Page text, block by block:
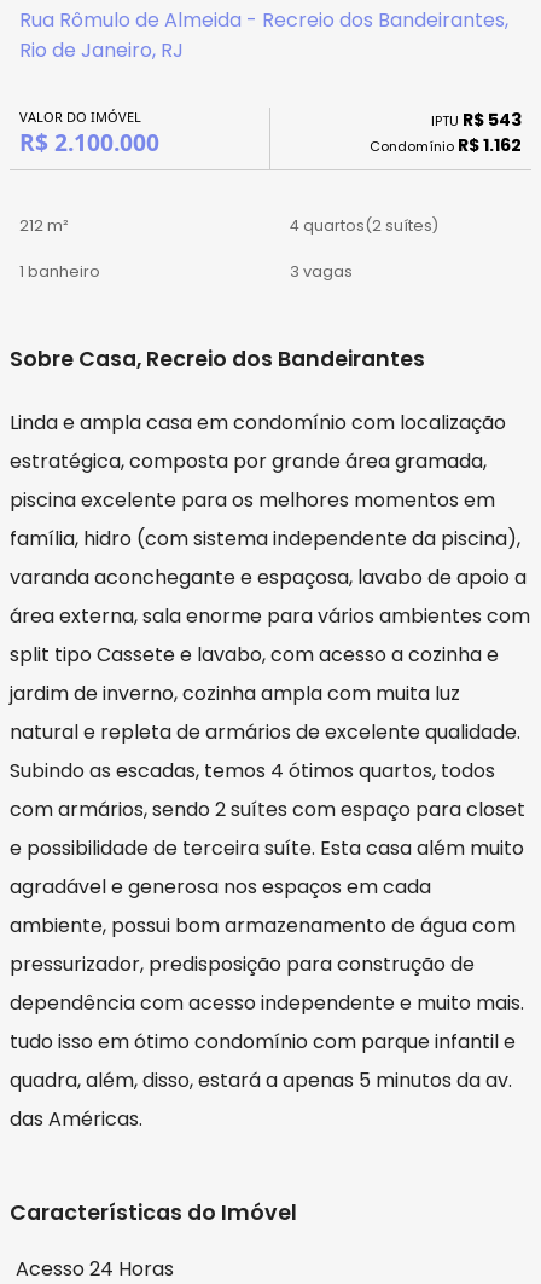
Rua Rômulo de Almeida - Recreio dos Bandeirantes,
Rio de Janeiro, RJ
VALOR DO IMÓVEL
R$ 2.100.000
IPTU R$ 543
Condomínio R$ 1.162
212 m² 4 quartos(2 suítes)
1 banheiro 3 vagas
Sobre Casa, Recreio dos Bandeirantes
Linda e ampla casa em condomínio com localização
estratégica, composta por grande área gramada,
piscina excelente para os melhores momentos em
família, hidro (com sistema independente da piscina),
varanda aconchegante e espaçosa, lavabo de apoio a
área externa, sala enorme para vários ambientes com
split tipo Cassete e lavabo, com acesso a cozinha e
jardim de inverno, cozinha ampla com muita luz
natural e repleta de armários de excelente qualidade.
Subindo as escadas, temos 4 ótimos quartos, todos
com armários, sendo 2 suítes com espaço para closet
e possibilidade de terceira suíte. Esta casa além muito
agradável e generosa nos espaços em cada
ambiente, possui bom armazenamento de água com
pressurizador, predisposição para construção de
dependência com acesso independente e muito mais.
tudo isso em ótimo condomínio com parque infantil e
quadra, além, disso, estará a apenas 5 minutos da av.
das Américas.
Características do Imóvel
Acesso 24 Horas